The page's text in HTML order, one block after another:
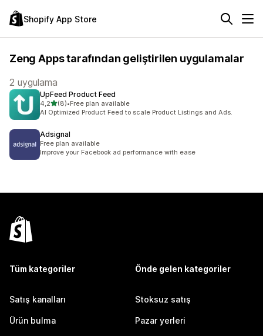
Shopify App Store
Zeng Apps tarafından geliştirilen uygulamalar
2 uygulama
UpFeed Product Feed
4,25 yıldız üzerinden
(8)
toplam 8 değerlendirme
•Free plan available
AI Optimized Product Feed to scale Product Listings and Ads.
Adsignal
Free plan available
Improve your Facebook ad performance with ease
Tüm kategoriler
Satış kanalları
Ürün bulma
Önde gelen kategoriler
Stoksuz satış
Pazar yerleri